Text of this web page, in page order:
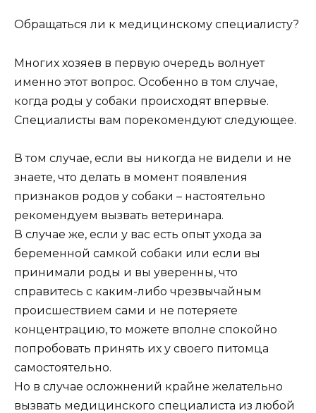
Обращаться ли к медицинскому специалисту?
Многих хозяев в первую очередь волнует
именно этот вопрос. Особенно в том случае,
когда роды у собаки происходят впервые.
Специалисты вам порекомендуют следующее.
В том случае, если вы никогда не видели и не
знаете, что делать в момент появления
признаков родов у собаки – настоятельно
рекомендуем вызвать ветеринара.
В случае же, если у вас есть опыт ухода за
беременной самкой собаки или если вы
принимали роды и вы уверенны, что
справитесь с каким-либо чрезвычайным
происшествием сами и не потеряете
концентрацию, то можете вполне спокойно
попробовать принять их у своего питомца
самостоятельно.
Но в случае осложнений крайне желательно
вызвать медицинского специалиста из любой